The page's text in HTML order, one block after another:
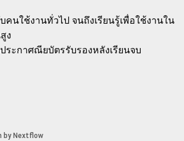
คนใช้งานทั่วไป จนถึงเรียนรู้เพื่อใช้งานใน
ง
ระกาศณียบัตรรับรองหลังเรียนจบ